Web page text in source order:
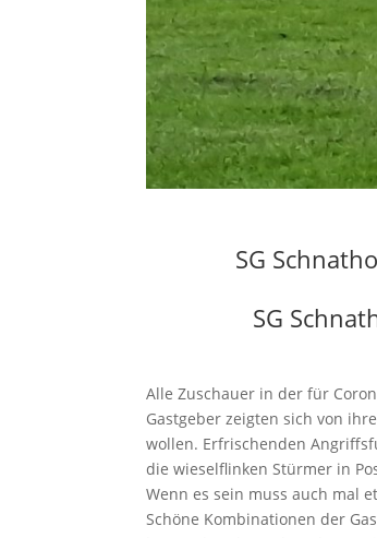
SG
SG
Alle Zuschauer in der für
Gastgeber zeigten sich von
wollen. Erfrischenden
die wieselflinken Stürmer in
Wenn es sein muss auch mal
Schöne Kombinationen der